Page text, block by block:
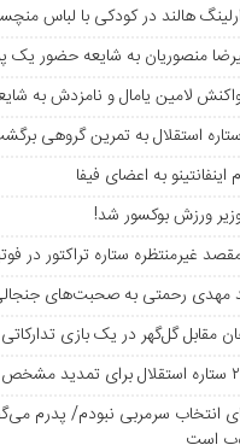
هالند در کودکی با لباس
منصوریان به شایعه حضور یک
لامین یامال و نامزدش به
استقلال به تمرین گروهی
اینفانتینو به اعضای فیفا
ورزش بوکسور شد!
غیرمنتظره ستاره تراکتور در
مهدی رحمتی به صحبت‌های
مقابل گل‌گهر در یک بازی تدارکاتی
انتخاب سرمربی نبودم/ پدرم